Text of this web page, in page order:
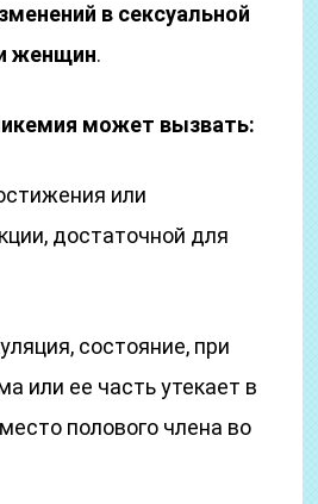
в сексуальной
женщин.
может вызвать:
или
достаточной для
состояние, при
или ее часть утекает в
полового члена во